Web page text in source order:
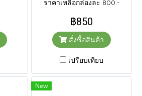
ราคาเหลือกล่องละ 800.-
฿850
สั่งซื้อสินค้า
เปรียบเทียบ
New